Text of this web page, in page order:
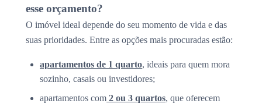
esse orçamento?
O imóvel ideal depende do seu momento de vida e das
suas prioridades. Entre as opções mais procuradas estão:
apartamentos de 1 quarto, ideais para quem mora
sozinho, casais ou investidores;
apartamentos com 2 ou 3 quartos, que oferecem